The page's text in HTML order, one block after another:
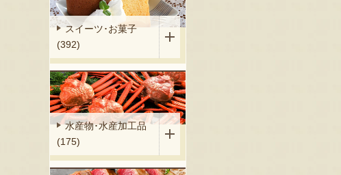
スイーツ･お菓子
(392)
水産物･水産加工品
(175)